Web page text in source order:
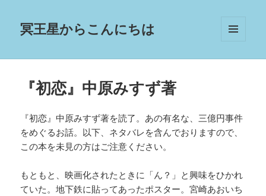
冥王星からこんにちは
ーとウ
『初恋』中原みすず著
『初恋』中原みすず著を読了。あの有名な、三億円事件
をめぐるお話。以下、ネタバレを含んでおりますので、
この本を未見の方はご注意ください。
もともと、映画化されたときに「ん？」と興味をひかれ
ていた。地下鉄に貼ってあったポスター。宮崎あおいち